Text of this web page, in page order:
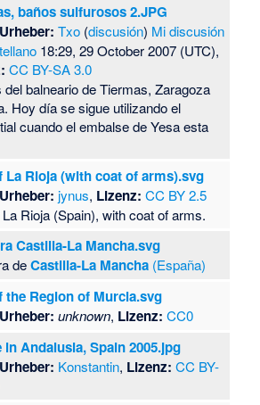
baños sulfurosos 2.JPG
Txo (discusión) Mi discusión
18:29, 29 October 2007 (UTC),
CC BY-SA 3.0
del balneario de Tiermas, Zaragoza
Hoy día se sigue utilizando el
cuando el embalse de Yesa esta
La Rioja (with coat of arms).svg
jynus, Lizenz: CC BY 2.5
Rioja (Spain), with coat of arms.
Castilla-La Mancha.svg
deCastilla-La Mancha (España)
the Region of Murcia.svg
unknown, Lizenz: CC0
in Andalusia, Spain 2005.jpg
Konstantin, Lizenz: CC BY-